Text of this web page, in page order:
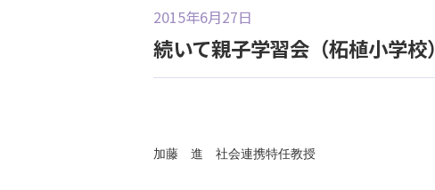
2015年6月27日
続いて親子学習会（柘植小学校
加藤 進 社会連携特任教授